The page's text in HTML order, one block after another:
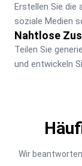
Erstellen Sie
soziale Medien
Nahtlose
Teilen Sie
und entwickeln
Wir